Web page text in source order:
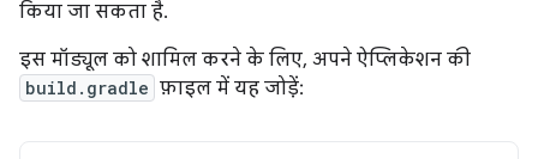
किया जा सकता है.
इस मॉड्यूल को शामिल करने के लिए, अपने ऐप्लिकेशन की
build.gradle फ़ाइल में यह जोड़ें: